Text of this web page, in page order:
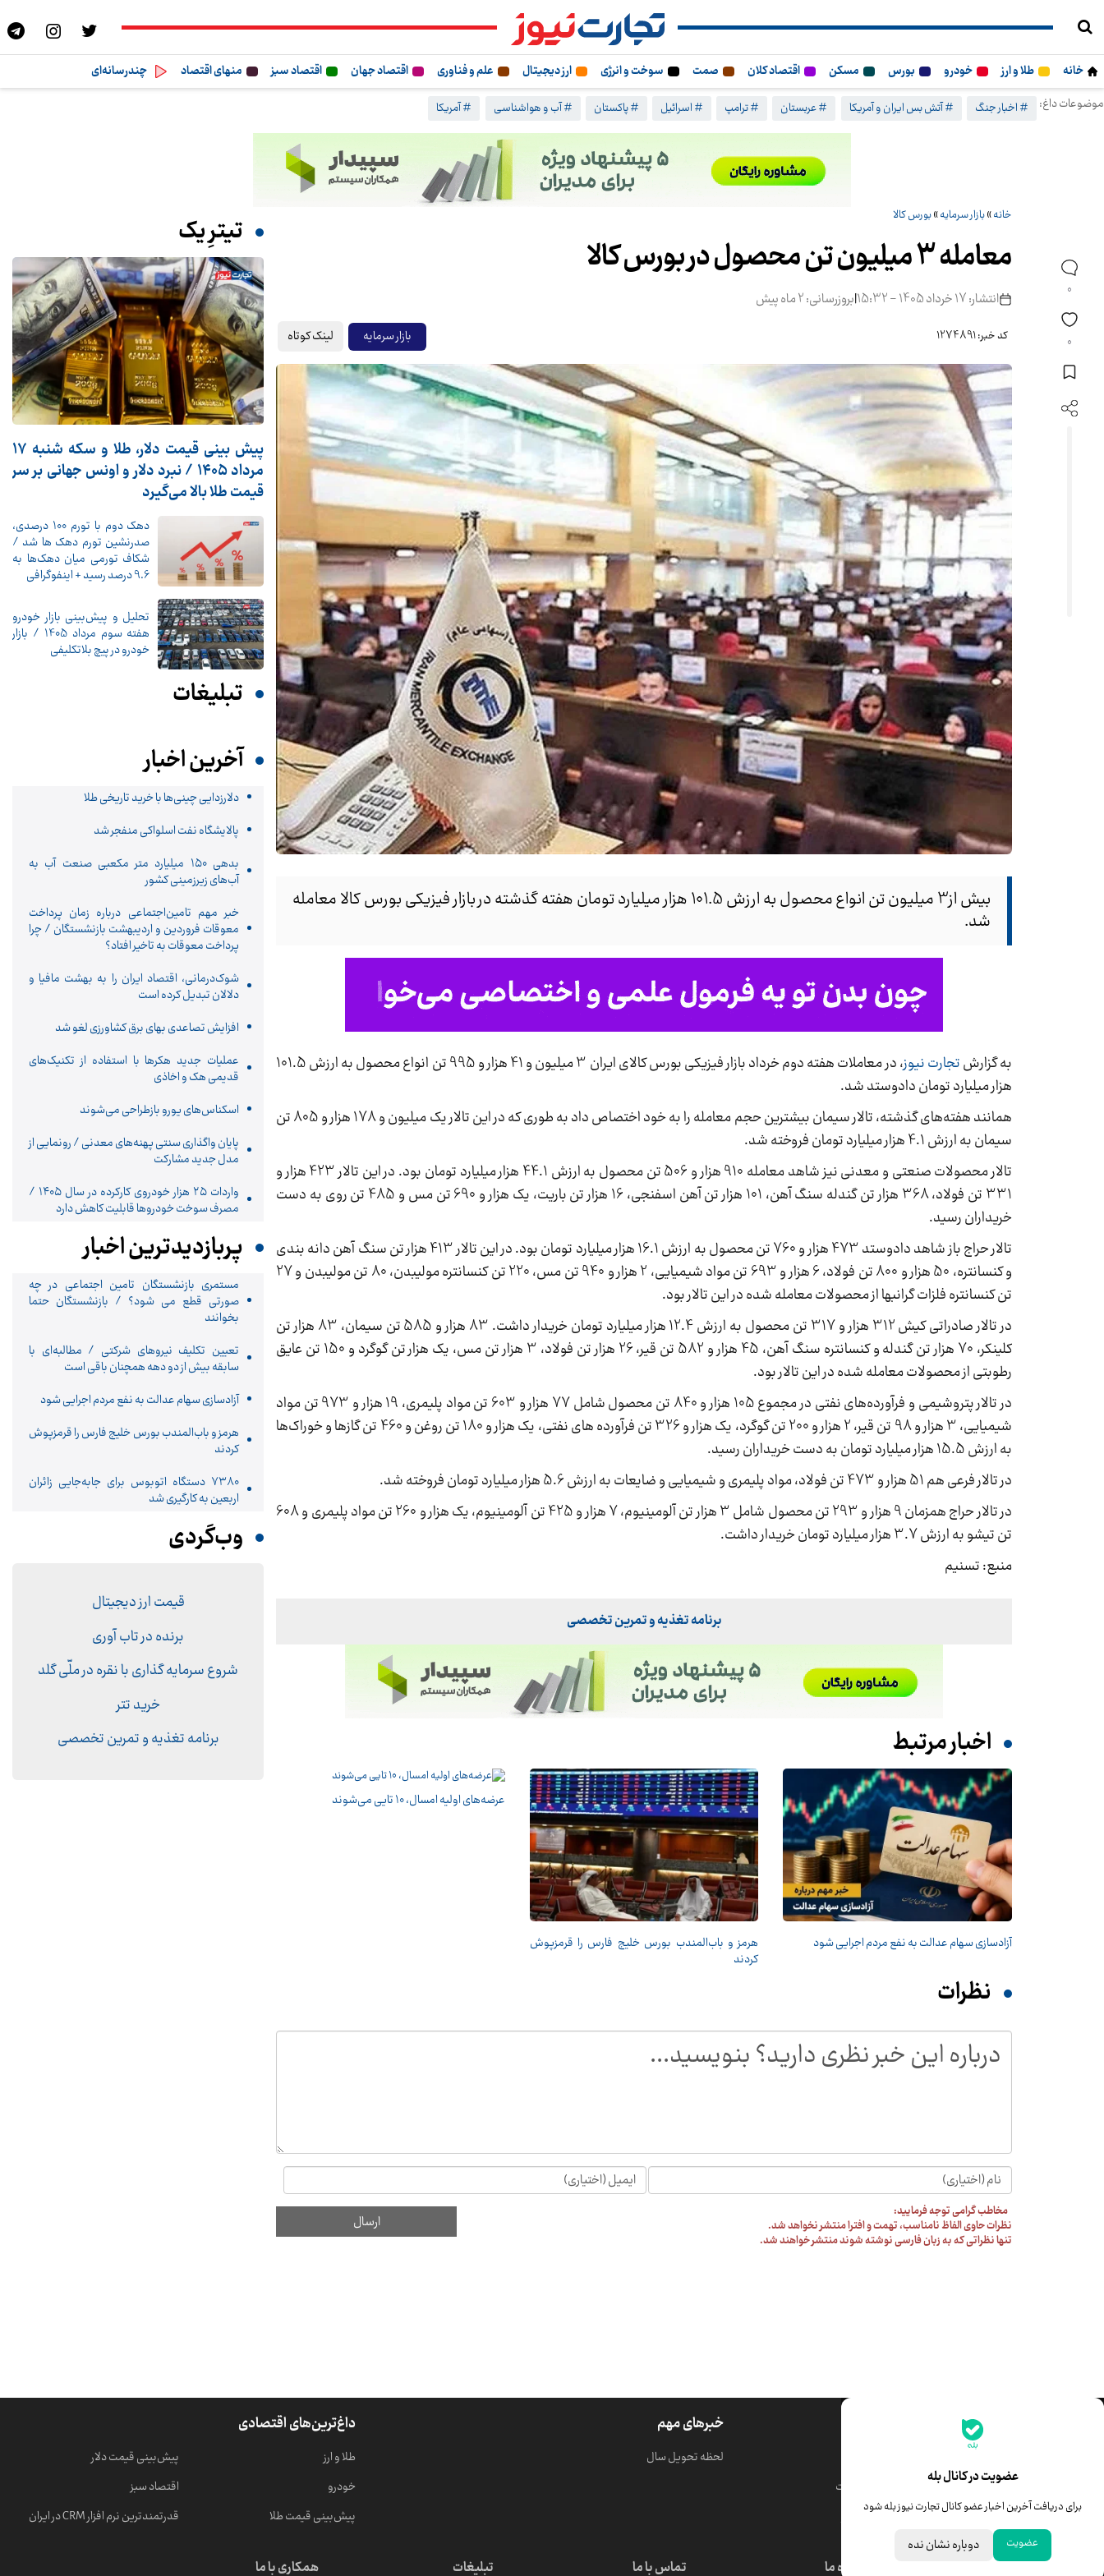
خانه طلا و ارز خودرو بورس مسکن اقتصاد کلان صمت سوخت و انرژی ارز دیجیتال علم و فناوری اقتصاد جهان اقتصاد سبز منهای اقتصاد
چندرسانه‌ای
موضوعات داغ:
# اخبار جنگ # آتش بس ایران و آمریکا # عربستان # ترامپ # اسرائیل # پاکستان # آب و هواشناسی # آمریکا
0
0
خانه»بازار سرمایه»بورس کالا
معامله 3 میلیون تن محصول در بورس کالا
انتشار: 17 خرداد 1405 - 15:32 |بروزرسانی: 2 ماه پیش
کد خبر: 1274891 بازار سرمایه لینک کوتاه
بیش از3 میلیون تن انواع محصول به ارزش 101.5 هزار میلیارد تومان هفته گذشته در بازار فیزیکی بورس کالا معامله
شد.
به گزارشتجارت نیوز
، در معاملات هفته دوم خرداد بازار فیزیکی بورس کالای ایران 3 میلیون و 41 هزار و 995 تن انواع محصول به ارزش 101.5
هزار میلیارد تومان دادوستد شد.
همانند هفته‌های گذشته، تالار سیمان بیشترین حجم معامله را به خود اختصاص داد به طوری که در این تالار یک میلیون و 178 هزار و 805 تن
سیمان به ارزش 4.1 هزار میلیارد تومان فروخته شد.
تالار محصولات صنعتی و معدنی نیز شاهد معامله 910 هزار و 506 تن محصول به ارزش 44.1 هزار میلیارد تومان بود. در این تالار 423 هزار و
331 تن فولاد، 368 هزار تن گندله سنگ آهن، 101 هزار تن آهن اسفنجی، 16 هزار تن باریت، یک هزار و 690 تن مس و 485 تن روی به دست
خریداران رسید.
تالار حراج باز شاهد دادوستد 473 هزار و 760 تن محصول به ارزش 16.1 هزار میلیارد تومان بود. در این تالار 413 هزار تن سنگ آهن دانه بندی
و کنسانتره، 50 هزار و 800 تن فولاد، 6 هزار و 693 تن مواد شیمیایی، 2 هزار و 940 تن مس، 220 تن کنسانتره مولیبدن، 80 تن مولیبدن و 27
تن کنسانتره فلزات گرانبها از محصولات معامله شده در این تالار بود.
در تالار صادراتی کیش 312 هزار و 317 تن محصول به ارزش 12.4 هزار میلیارد تومان خریدار داشت. 83 هزار و 585 تن سیمان، 83 هزار تن
کلینکر، 70 هزار تن گندله و کنسانتره سنگ آهن، 45 هزار و 582 تن قیر، 26 هزار تن فولاد، 3 هزار تن مس، یک هزار تن گوگرد و 150 تن عایق
رطوبتی از محصولات معامله شده در این تالار بود.
در تالار پتروشیمی و فرآورده‌های نفتی در مجموع 105 هزار و 840 تن محصول شامل 77 هزار و 603 تن مواد پلیمری، 19 هزار و 973 تن مواد
شیمیایی، 3 هزار و 98 تن قیر، 2 هزار و 200 تن گوگرد، یک هزار و 326 تن فرآورده های نفتی، یک هزار و 180 تن روغن و 460 تن گازها و خوراک‌ها
به ارزش 15.5 هزار میلیارد تومان به دست خریداران رسید.
در تالار فرعی هم 51 هزار و 473 تن فولاد، مواد پلیمری و شیمیایی و ضایعات به ارزش 5.6 هزار میلیارد تومان فروخته شد.
در تالار حراج همزمان 9 هزار و 293 تن محصول شامل 3 هزار تن آلومینیوم، 7 هزار و 425 تن آلومینیوم، یک هزار و 260 تن مواد پلیمری و 608
تن تیشو به ارزش 3.7 هزار میلیارد تومان خریدار داشت.
منبع: تسنیم
برنامه تغذیه و تمرین تخصصی
اخبار مرتبط
آزادسازی سهام عدالت به نفع مردم اجرایی شود
هرمز و باب‌المندب بورس خلیج فارس را قرمزپوش
کردند
عرضه‌های اولیه امسال، 10 تایی می‌شوند
نظرات
مخاطب گرامی توجه فرمایید:
نظرات حاوی الفاظ نامناسب، تهمت و افترا منتشر نخواهد شد.
تنها نظراتی که به زبان فارسی نوشته شوند منتشر خواهند شد.
تیترِ یک
پیش ‌بینی قیمت دلار، طلا و سکه شنبه ۱۷
مرداد ۱۴۰۵ / نبرد دلار و اونس جهانی بر سر
قیمت طلا بالا می‌گیرد
دهک دوم با تورم 100 درصدی،
صدرنشین تورم دهک ها شد /
شکاف تورمی میان دهک‌ها به
9.6 درصد رسید + اینفوگرافی
تحلیل و پیش‌بینی بازار خودرو
هفته سوم مرداد 1405 / بازار
خودرو در پیچ بلاتکلیفی
تبلیغات
آخرین اخبار
دلارزدایی چینی‌ها با خرید تاریخی طلا
پالایشگاه نفت اسلواکی منفجر شد
بدهی ۱۵۰ میلیارد متر مکعبی صنعت آب به
آب‌های زیرزمینی کشور
خبر مهم تامین‌اجتماعی درباره زمان پرداخت
معوقات فروردین و اردیبهشت بازنشستگان / چرا
پرداخت معوقات به تاخیر افتاد؟
شوک‌درمانی، اقتصاد ایران را به بهشت مافیا و
دلالان تبدیل کرده است
افزایش تصاعدی بهای برق کشاورزی لغو شد
عملیات جدید هکرها با استفاده از تکنیک‌های
قدیمی هک و اخاذی
اسکناس‌های یورو بازطراحی می‌شوند
پایان واگذاری‌ سنتی پهنه‌های معدنی / رونمایی از
مدل جدید مشارکت
واردات ۲۵ هزار خودروی کارکرده در سال ۱۴۰۵ /
مصرف سوخت خودرو‌ها قابلیت کاهش دارد
پربازدیدترین اخبار
مستمری بازنشستگان تامین اجتماعی در چه
صورتی قطع می شود؟ / بازنشستگان حتما
بخوانند
تعیین تکلیف نیروهای شرکتی / مطالبه‌ای با
سابقه بیش از دو دهه همچنان باقی است
آزادسازی سهام عدالت به نفع مردم اجرایی شود
هرمز و باب‌المندب بورس خلیج فارس را قرمزپوش
کردند
۷۳۸۰ دستگاه اتوبوس برای جابه‌جایی زائران
اربعین به‌ کارگیری شد
وب‌گردی
قیمت ارز دیجیتال
برنده در تاب آوری
شروع سرمایه گذاری با نقره در ملّی گلد
خرید تتر
برنامه تغذیه و تمرین تخصصی
عضویت در کانال بله
برای دریافت آخرین اخبار عضو کانال تجارت نیوز بله شود
عضویت دوباره نشان نده
قیمت سکه امامی
قیمت درهم امارات
ابزار تبدیل نرخ ارز
خبرهای مهم
لحظه تحویل سال
داغ‌ترین‌های اقتصادی
طلا و ارز
خودرو
پیش‌بینی قیمت طلا
پیش‌بینی قیمت دلار
اقتصاد سبز
قدرتمندترین نرم‌ افزار CRM در ایران
درباره ما تماس با ما تبلیغات همکاری با ما